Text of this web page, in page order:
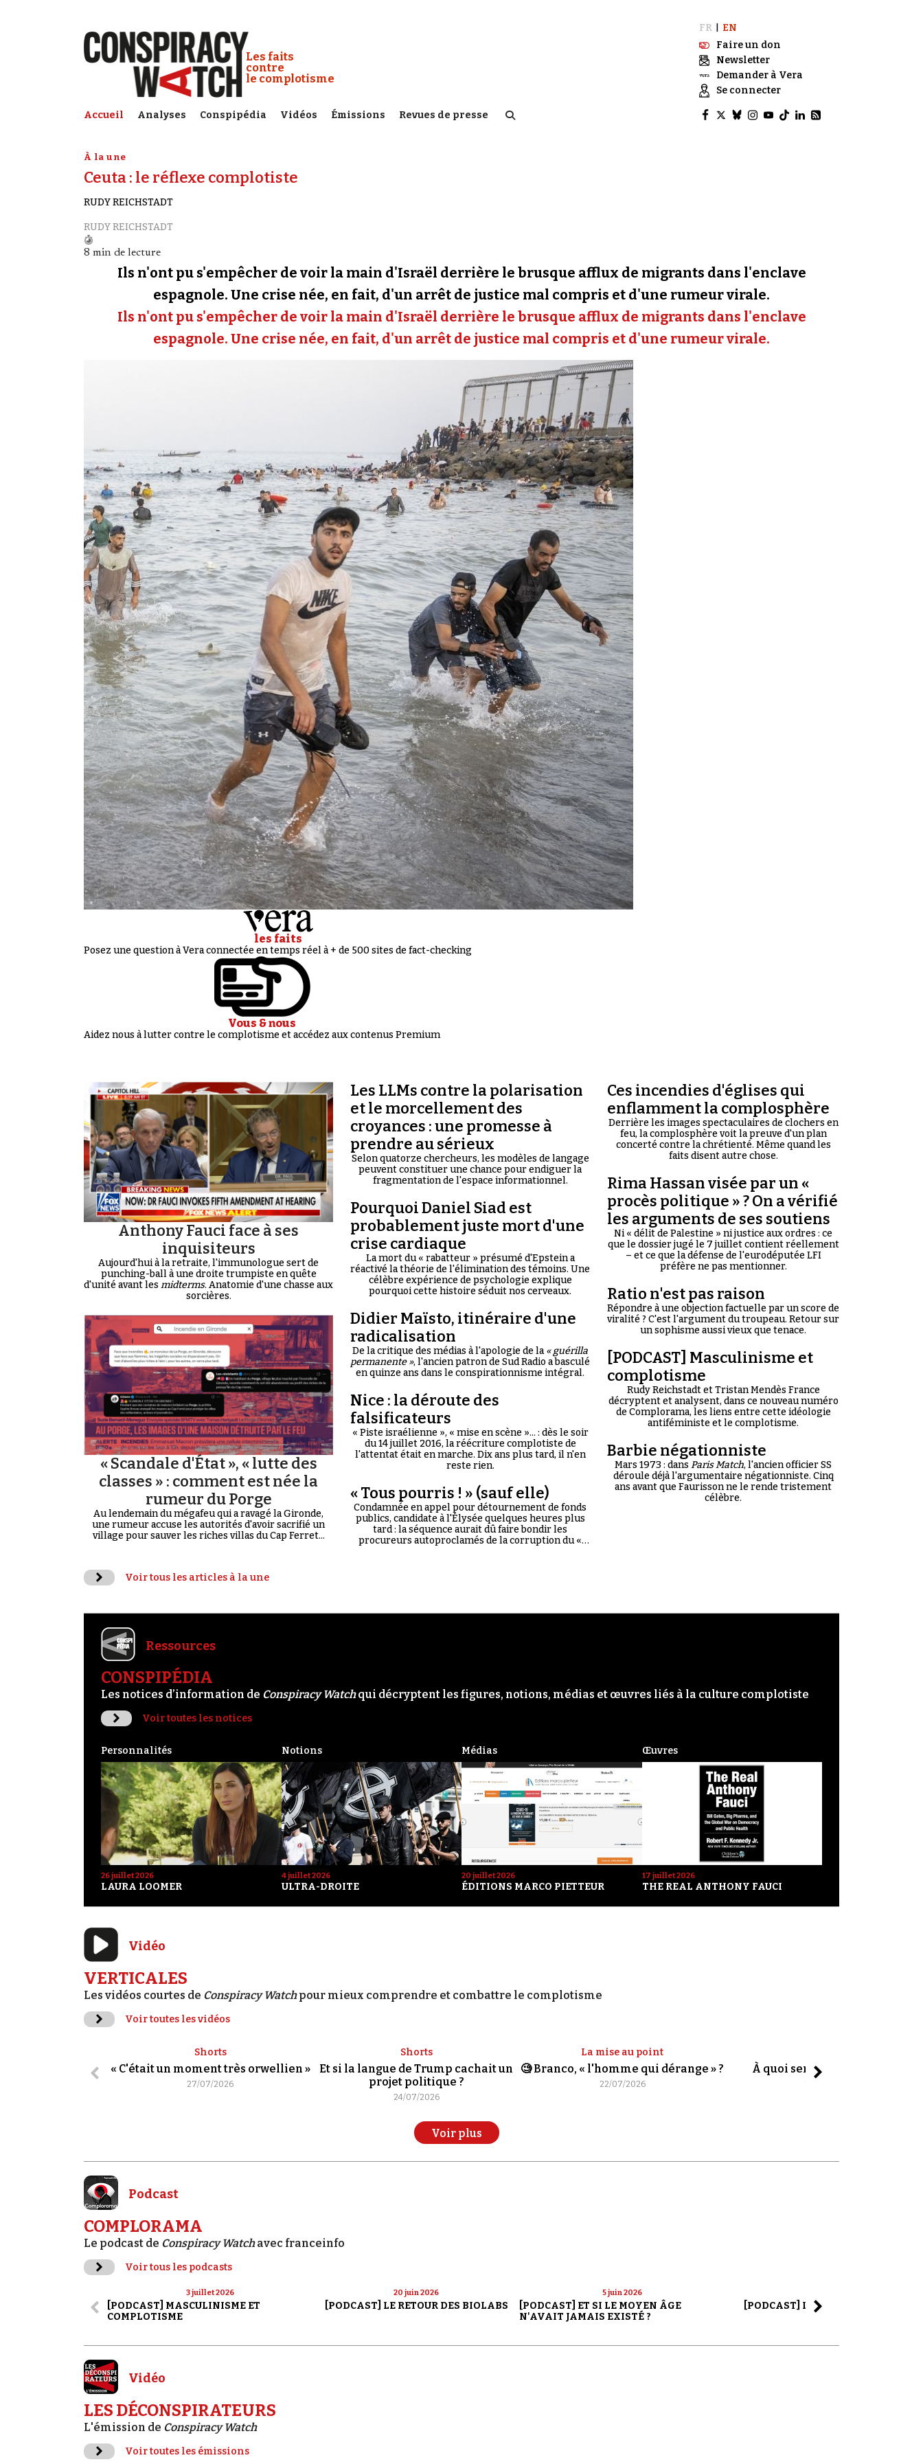
Conspiracy Watch :
Les faits
contre
le complotisme
Accueil Analyses Conspipédia Vidéos Émissions Revues de presse
FR
EN
Faire un don
Newsletter
Demander à Vera
Se connecter
À la une
Ceuta : le réflexe complotiste
RUDY REICHSTADT
RUDY REICHSTADT
8 min de lecture
Ils n'ont pu s'empêcher de voir la main d'Israël derrière le brusque afflux de migrants dans l'enclave
espagnole. Une crise née, en fait, d'un arrêt de justice mal compris et d'une rumeur virale.
Ils n'ont pu s'empêcher de voir la main d'Israël derrière le brusque afflux de migrants dans l'enclave
espagnole. Une crise née, en fait, d'un arrêt de justice mal compris et d'une rumeur virale.
les faits
Posez une question à Vera connectée en temps réel à + de 500 sites de fact-checking
Vous & nous
Aidez nous à lutter contre le complotisme et accédez aux contenus Premium
Anthony Fauci face à ses
inquisiteurs
Aujourd'hui à la retraite, l'immunologue sert de
punching-ball à une droite trumpiste en quête
d'unité avant les midterms. Anatomie d'une chasse aux
sorcières.
« Scandale d'État », « lutte des
classes » : comment est née la
rumeur du Porge
Au lendemain du mégafeu qui a ravagé la Gironde,
une rumeur accuse les autorités d'avoir sacrifié un
village pour sauver les riches villas du Cap Ferret...
Les LLMs contre la polarisation
et le morcellement des
croyances : une promesse à
prendre au sérieux
Selon quatorze chercheurs, les modèles de langage
peuvent constituer une chance pour endiguer la
fragmentation de l'espace informationnel.
Pourquoi Daniel Siad est
probablement juste mort d'une
crise cardiaque
La mort du « rabatteur » présumé d'Epstein a
réactivé la théorie de l'élimination des témoins. Une
célèbre expérience de psychologie explique
pourquoi cette histoire séduit nos cerveaux.
Didier Maïsto, itinéraire d'une
radicalisation
De la critique des médias à l'apologie de la« guérilla
permanente », l'ancien patron de Sud Radio a basculé
en quinze ans dans le conspirationnisme intégral.
Nice : la déroute des
falsificateurs
« Piste israélienne », « mise en scène »... : dès le soir
du 14 juillet 2016, la réécriture complotiste de
l'attentat était en marche. Dix ans plus tard, il n'en
reste rien.
« Tous pourris ! » (sauf elle)
Condamnée en appel pour détournement de fonds
publics, candidate à l'Élysée quelques heures plus
tard : la séquence aurait dû faire bondir les
procureurs autoproclamés de la corruption du «
Ces incendies d'églises qui
enflamment la complosphère
Derrière les images spectaculaires de clochers en
feu, la complosphère voit la preuve d'un plan
concerté contre la chrétienté. Même quand les
faits disent autre chose.
Rima Hassan visée par un «
procès politique » ? On a vérifié
les arguments de ses soutiens
Ni « délit de Palestine » ni justice aux ordres : ce
que le dossier jugé le 7 juillet contient réellement
– et ce que la défense de l'eurodéputée LFI
préfère ne pas mentionner.
Ratio n'est pas raison
Répondre à une objection factuelle par un score de
viralité ? C'est l'argument du troupeau. Retour sur
un sophisme aussi vieux que tenace.
[PODCAST] Masculinisme et
complotisme
Rudy Reichstadt et Tristan Mendès France
décryptent et analysent, dans ce nouveau numéro
de Complorama, les liens entre cette idéologie
antiféministe et le complotisme.
Barbie négationniste
Mars 1973 : dans Paris Match, l'ancien officier SS
déroule déjà l'argumentaire négationniste. Cinq
ans avant que Faurisson ne le rende tristement
célèbre.
Voir tous les articles à la une
Ressources
CONSPIPÉDIA
Les notices d’information de Conspiracy Watchqui décryptent les figures, notions, médias et œuvres liés à la culture complotiste
Voir toutes les notices
Personnalités
26 juillet 2026
LAURA LOOMER
Notions
4 juillet 2026
ULTRA-DROITE
Médias
20 juillet 2026
ÉDITIONS MARCO PIETTEUR
Œuvres
17 juillet 2026
THE REAL ANTHONY FAUCI
Vidéo
VERTICALES
Les vidéos courtes de Conspiracy Watchpour mieux comprendre et combattre le complotisme
Voir toutes les vidéos
Shorts
« C'était un moment très orwellien »
27/07/2026
Shorts
Et si la langue de Trump cachait un
projet politique ?
24/07/2026
La mise au point
🧐 Branco, « l'homme qui dérange » ?
22/07/2026
À quoi servent les slogans ?
Voir plus
Podcast
COMPLORAMA
Le podcast de Conspiracy Watchavec franceinfo
Voir tous les podcasts
3 juillet 2026
[PODCAST] MASCULINISME ET
COMPLOTISME
20 juin 2026
[PODCAST] LE RETOUR DES BIOLABS
5 juin 2026
[PODCAST] ET SI LE MOYEN ÂGE
N'AVAIT JAMAIS EXISTÉ ?
[PODCAST] LA SAGA ALEX JONES
Vidéo
LES DÉCONSPIRATEURS
L'émission de Conspiracy Watch
Voir toutes les émissions